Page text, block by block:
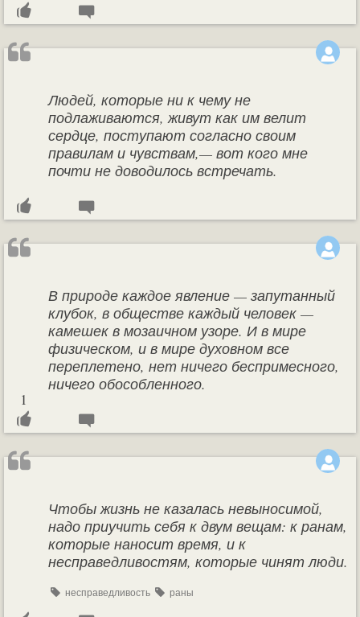
Людей, которые ни к чему не
подлаживаются, живут как им велит
сердце, поступают согласно своим
правилам и чувствам,— вот кого мне
почти не доводилось встречать.
В природе каждое явление — запутанный
клубок, в обществе каждый человек —
камешек в мозаичном узоре. И в мире
физическом, и в мире духовном все
переплетено, нет ничего беспримесного,
ничего обособленного.
1
Чтобы жизнь не казалась невыносимой,
надо приучить себя к двум вещам: к ранам,
которые наносит время, и к
несправедливостям, которые чинят люди.
несправедливость раны